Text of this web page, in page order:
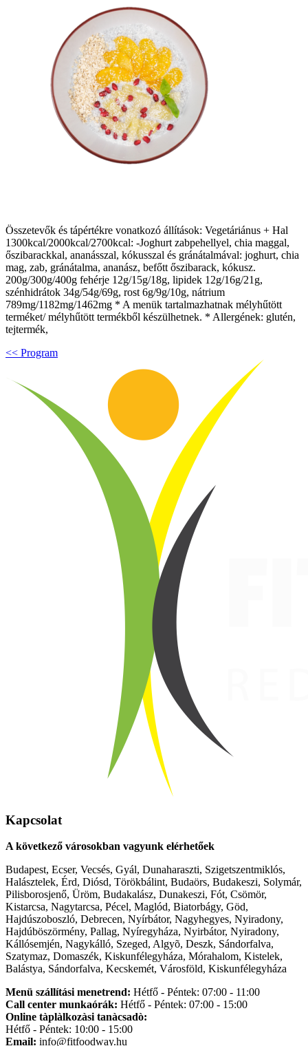
Összetevők és tápértékre vonatkozó állítások: Vegetáriánus + Hal
1300kcal/2000kcal/2700kcal: -Joghurt zabpehellyel, chia maggal,
őszibarackkal, ananásszal, kókusszal és gránátalmával: joghurt, chia
mag, zab, gránátalma, ananász, befőtt őszibarack, kókusz.
200g/300g/400g fehérje 12g/15g/18g, lipidek 12g/16g/21g,
szénhidrátok 34g/54g/69g, rost 6g/9g/10g, nátrium
789mg/1182mg/1462mg * A menük tartalmazhatnak mélyhűtött
terméket/ mélyhűtött termékből készülhetnek. * Allergének: glutén,
tejtermék,
<< Program
Kapcsolat
A következő városokban vagyunk elérhetőek
Budapest, Ecser, Vecsés, Gyál, Dunaharaszti, Szigetszentmiklós,
Halásztelek, Érd, Diósd, Törökbálint, Budaörs, Budakeszi, Solymár,
Pilisborosjenő, Üröm, Budakalász, Dunakeszi, Fót, Csömör,
Kistarcsa, Nagytarcsa, Pécel, Maglód, Biatorbágy, Göd,
Hajdúszoboszló, Debrecen, Nyírbátor, Nagyhegyes, Nyiradony,
Hajdúböszörmény, Pallag, Nyíregyháza, Nyirbátor, Nyiradony,
Kállósemjén, Nagykálló, Szeged, Algyõ, Deszk, Sándorfalva,
Szatymaz, Domaszék, Kiskunfélegyháza, Mórahalom, Kistelek,
Balástya, Sándorfalva, Kecskemét, Városföld, Kiskunfélegyháza
Menü szállítási menetrend: Hétfő - Péntek: 07:00 - 11:00
Call center munkaórák: Hétfő - Péntek: 07:00 - 15:00
Online tàplàlkozàsi tanàcsadò:
Hétfő - Péntek: 10:00 - 15:00
Email: info@fitfoodway.hu